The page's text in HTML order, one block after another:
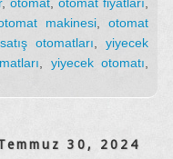
makinesi ,otomat
satış otomatları
yiyecek
yiyecek otomatı
30, 2024